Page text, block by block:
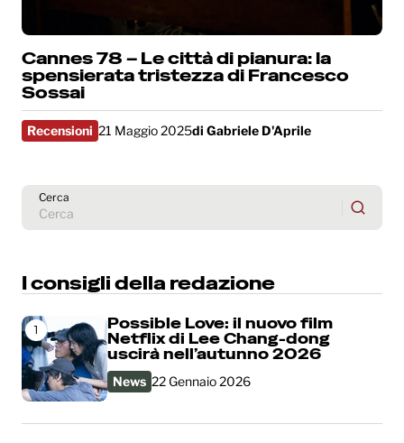
Cannes 78 – Le città di pianura: la
spensierata tristezza di Francesco
Sossai
Recensioni 21 Maggio 2025di Gabriele D'Aprile
Cerca
I consigli della redazione
1
Possible Love: il nuovo film
Netflix di Lee Chang-dong
uscirà nell’autunno 2026
News 22 Gennaio 2026